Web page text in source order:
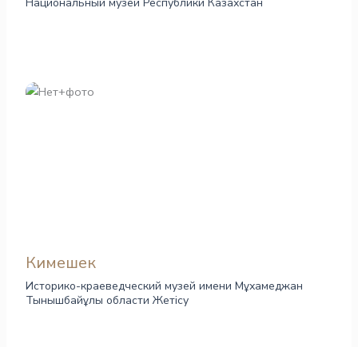
Кимешек
Историко-краеведческий музей имени Мұхамеджан
Тынышбайұлы области Жетісу